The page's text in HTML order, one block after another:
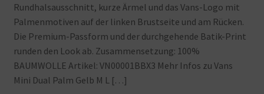
Rundhalsausschnitt, kurze Ärmel und das Vans-Logo mit
Palmenmotiven auf der linken Brustseite und am Rücken.
Die Premium-Passform und der durchgehende Batik-Print
runden den Look ab. Zusammensetzung: 100%
BAUMWOLLE Artikel: VN00001BBX3 Mehr Infos zu Vans
Mini Dual Palm Gelb M L […]